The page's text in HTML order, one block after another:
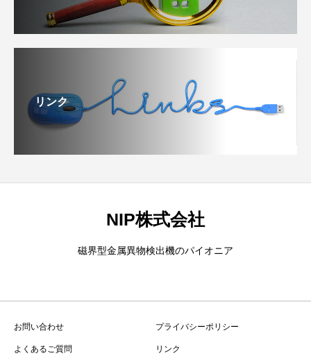
リンク
NIP株式会社
磁界型金属異物検出機のパイオニア
お問い合わせ
プライバシーポリシー
よくあるご質問
リンク